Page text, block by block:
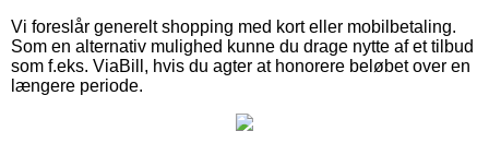
Vi foreslår generelt shopping med kort eller mobilbetaling.
Som en alternativ mulighed kunne du drage nytte af et tilbud
som f.eks. ViaBill, hvis du agter at honorere beløbet over en
længere periode.